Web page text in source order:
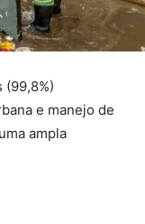
e manejo de
ampla